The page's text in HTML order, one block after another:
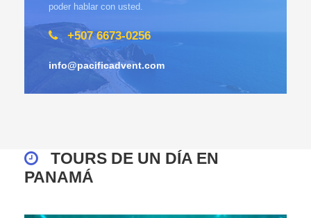
poder hablar con usted.
+507 6673-0256
info@pacificadvent.com
TOURS DE UN DÍA EN
PANAMÁ